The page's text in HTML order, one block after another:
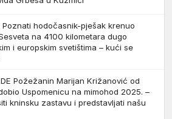
Poznati hodočasnik-pješak krenuo
na 4100 kilometara dugo
i europskim svetištima – kući se
Požežanin Marijan Križanović od
Uspomenicu na mimohod 2025. –
kninsku zastavu i predstavljati našu